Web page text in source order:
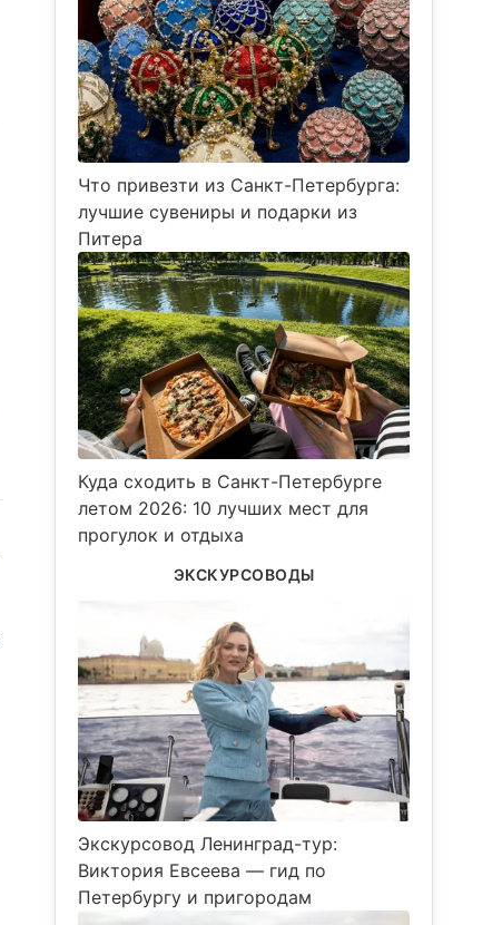
Что привезти из Санкт-Петербурга:
лучшие сувениры и подарки из
Питера
Куда сходить в Санкт-Петербурге
летом 2026: 10 лучших мест для
прогулок и отдыха
ЭКСКУРСОВОДЫ
Экскурсовод Ленинград-тур:
Виктория Евсеева — гид по
Петербургу и пригородам